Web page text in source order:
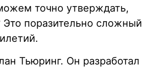
точно утверждать,
поразительно сложный
Тьюринг. Он разработал